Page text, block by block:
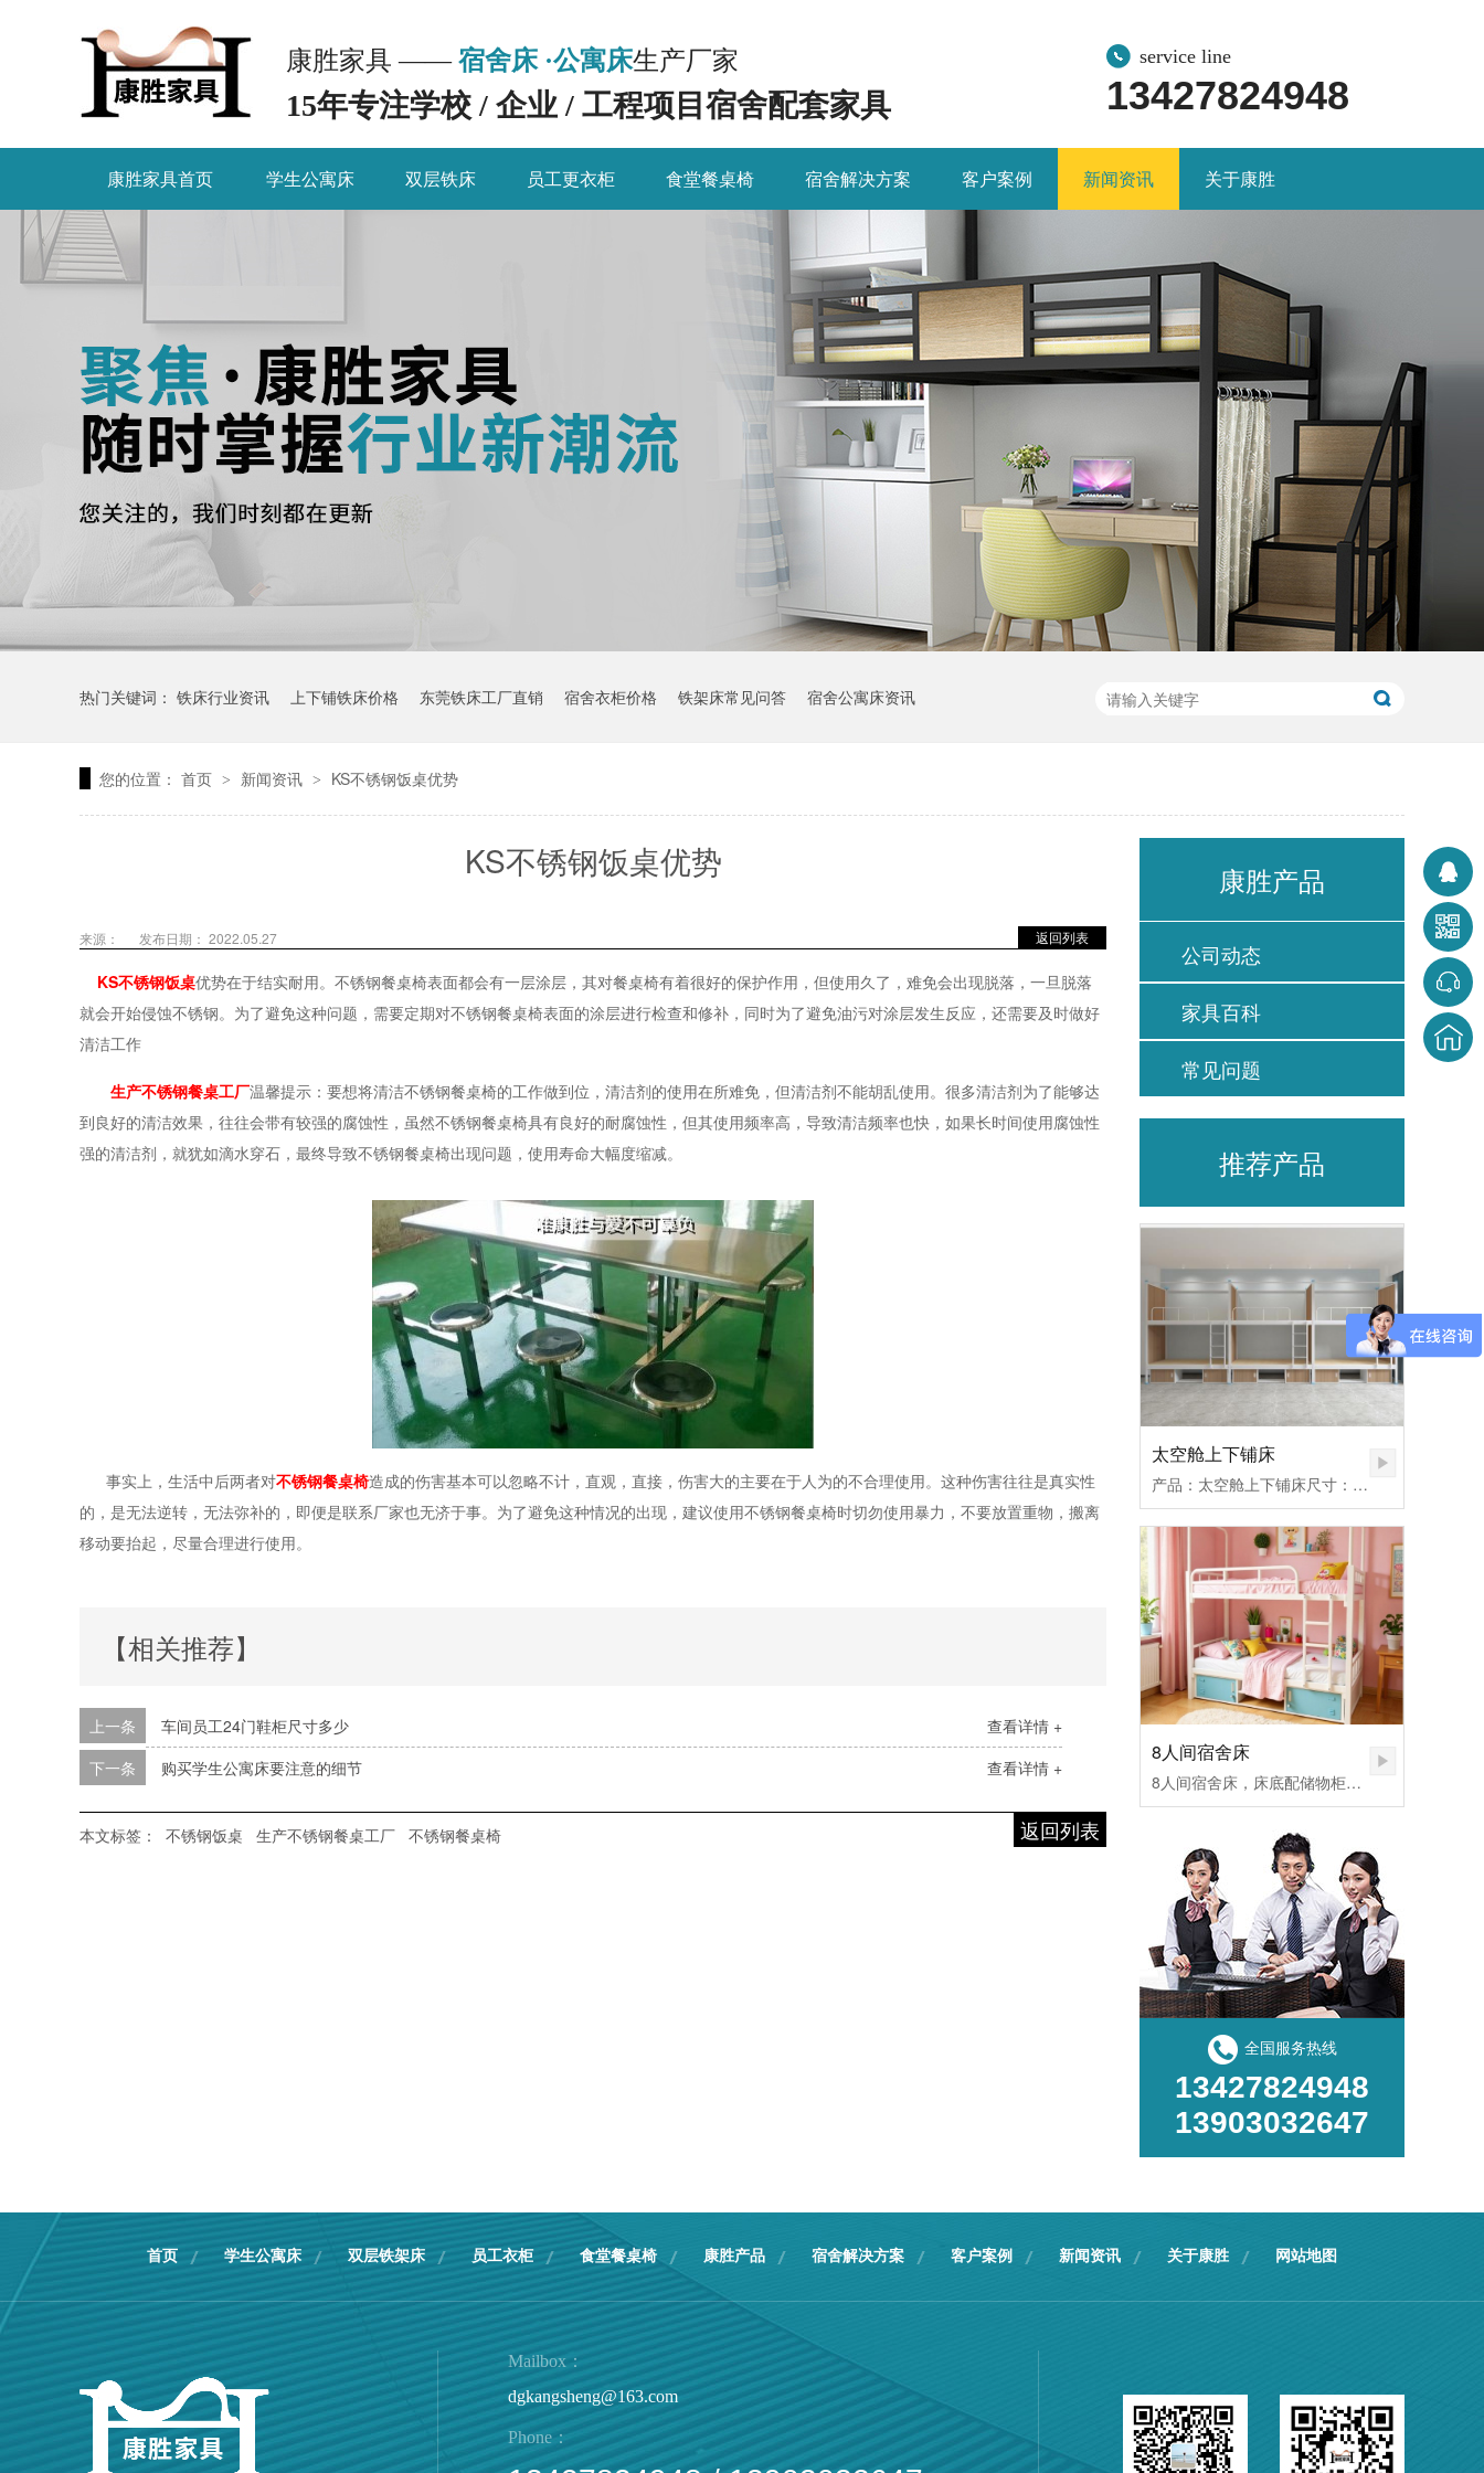
康胜家具 ——宿舍床 ·公寓床生产厂家
15年专注学校 / 企业 / 工程项目宿舍配套家具
service line
13427824948
康胜家具首页 学生公寓床 双层铁床 员工更衣柜 食堂餐桌椅 宿舍解决方案 客户案例 新闻资讯 关于康胜
热门关键词： 铁床行业资讯 上下铺铁床价格 东莞铁床工厂直销 宿舍衣柜价格 铁架床常见问答 宿舍公寓床资讯
您的位置： 首页 > 新闻资讯 > KS不锈钢饭桌优势
KS不锈钢饭桌优势
返回列表
来源： 发布日期： 2022.05.27
KS不锈钢饭桌优势在于结实耐用。不锈钢餐桌椅表面都会有一层涂层，其对餐桌椅有着很好的保护作用，但使用久了，难免会出现脱落，一旦脱落
就会开始侵蚀不锈钢。为了避免这种问题，需要定期对不锈钢餐桌椅表面的涂层进行检查和修补，同时为了避免油污对涂层发生反应，还需要及时做好
清洁工作
生产不锈钢餐桌工厂温馨提示：要想将清洁不锈钢餐桌椅的工作做到位，清洁剂的使用在所难免，但清洁剂不能胡乱使用。很多清洁剂为了能够达
到良好的清洁效果，往往会带有较强的腐蚀性，虽然不锈钢餐桌椅具有良好的耐腐蚀性，但其使用频率高，导致清洁频率也快，如果长时间使用腐蚀性
强的清洁剂，就犹如滴水穿石，最终导致不锈钢餐桌椅出现问题，使用寿命大幅度缩减。
事实上，生活中后两者对不锈钢餐桌椅造成的伤害基本可以忽略不计，直观，直接，伤害大的主要在于人为的不合理使用。这种伤害往往是真实性
的，是无法逆转，无法弥补的，即便是联系厂家也无济于事。为了避免这种情况的出现，建议使用不锈钢餐桌椅时切勿使用暴力，不要放置重物，搬离
移动要抬起，尽量合理进行使用。
【相关推荐】
查看详情 +
上一条
车间员工24门鞋柜尺寸多少
查看详情 +
下一条 购买学生公寓床要注意的细节
返回列表
本文标签： 不锈钢饭桌 生产不锈钢餐桌工厂 不锈钢餐桌椅
康胜产品
公司动态
家具百科
常见问题
推荐产品
太空舱上下铺床
产品：太空舱上下铺床尺寸：5600*980*1700MM
8人间宿舍床
8人间宿舍床，床底配储物柜，配蚊帐架
全国服务热线
13427824948
13903032647
首页 学生公寓床 双层铁架床 员工衣柜 食堂餐桌椅 康胜产品 宿舍解决方案 客户案例 新闻资讯 关于康胜 网站地图
Mailbox：
dgkangsheng@163.com
Phone：